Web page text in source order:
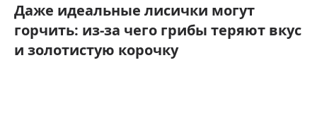
Даже идеальные лисички могут
горчить: из-за чего грибы теряют вкус
и золотистую корочку